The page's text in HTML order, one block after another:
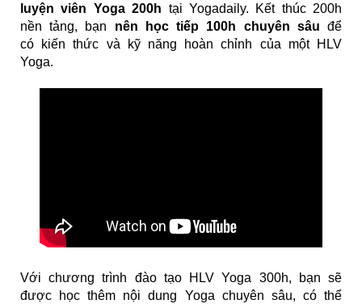
luyện viên Yoga 200h tại Yogadaily. Kết thúc 200h
nền tảng, bạn nên học tiếp 100h chuyên sâu để
có kiến thức và kỹ năng hoàn chỉnh của một HLV
Yoga.
Với chương trình đào tạo HLV Yoga 300h, bạn sẽ
được học thêm nội dung Yoga chuyên sâu, có thể